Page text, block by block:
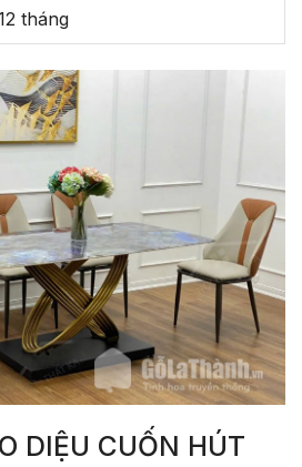
tháng
DIỆU CUỐN HÚT